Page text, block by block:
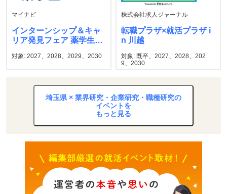
マイナビ
インターンシップ＆キャ
リア発見フェア 薬学生
対象: 2027、2028、2029、2030
株式会社求人ジャーナル
転職プラザ×就活プラザ i
n 川越
対象: 既卒、2027、2028、202
9、2030
埼玉県 × 業界研究・企業研究・職種研究の
イベントを
もっと見る